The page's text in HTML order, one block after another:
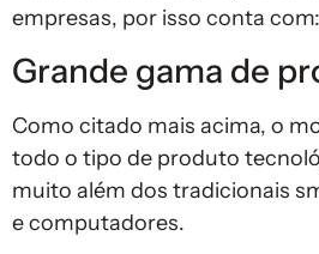
empresas, por isso conta com:
Grande gama de
Como citado mais acima, o
todo o tipo de produto
muito além dos tradicionais
e computadores.